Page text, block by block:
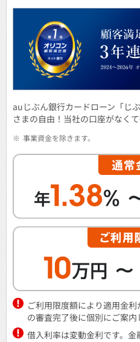
auじぶん銀行カードローン「じ
さまの自由！当社の口座がなくて
※ 事業資金を除きます。
ご利用限度額により適用金
の審査完了後に個別にご案内
借入利率は変動金利です。